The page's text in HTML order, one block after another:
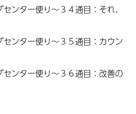
ンター便り～３４通目：それ、
センター便り～３５通目：カウン
センター便り～３６通目：改善の